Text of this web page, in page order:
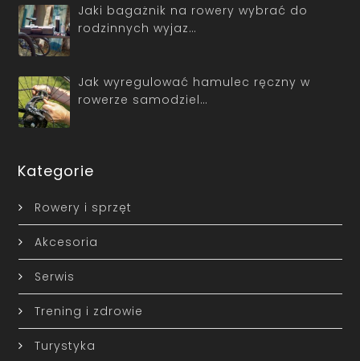
Jaki bagażnik na rowery wybrać do
rodzinnych wyjaz…
Jak wyregulować hamulec ręczny w
rowerze samodziel…
Kategorie
Rowery i sprzęt
Akcesoria
Serwis
Trening i zdrowie
Turystyka